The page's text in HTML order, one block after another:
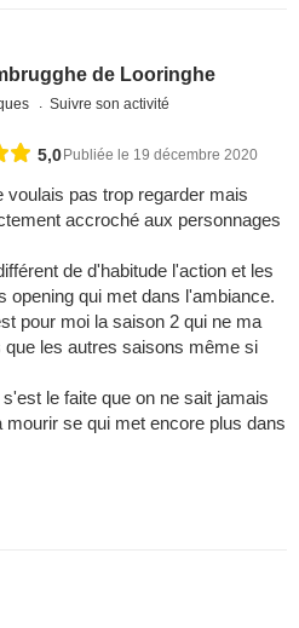
de Looringhe
Suivre son activité
5,0Publiée le 19 décembre 2020
pas trop regarder mais
accroché aux personnages
de d'habitude l'action et les
opening qui met dans l'ambiance.
pour moi la saison 2 qui ne ma
les autres saisons même si
le faite que on ne sait jamais
se qui met encore plus dans